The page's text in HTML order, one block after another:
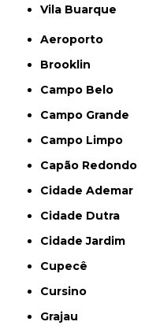
Vila Buarque
Aeroporto
Brooklin
Campo Belo
Campo Grande
Campo Limpo
Capão Redondo
Cidade Ademar
Cidade Dutra
Cidade Jardim
Cupecê
Cursino
Grajau